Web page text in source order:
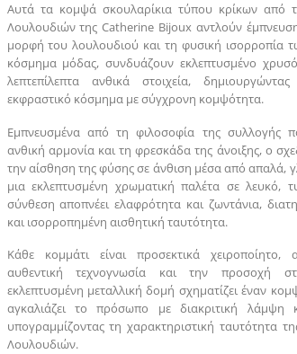
Αυτά τα κομψά σκουλαρίκια τύπου κρίκων από
Λουλουδιών της Catherine Bijoux αντλούν
μορφή του λουλουδιού και τη φυσική ισορροπία
κόσμημα μόδας, συνδυάζουν εκλεπτυσμένο
λεπτεπίλεπτα ανθικά στοιχεία,
εκφραστικό κόσμημα με σύγχρονη κομψότητα.
Εμπνευσμένα από τη φιλοσοφία της συλλογής
ανθική αρμονία και τη φρεσκάδα της άνοιξης, ο
την αίσθηση της φύσης σε άνθιση μέσα από απαλά,
μια εκλεπτυσμένη χρωματική παλέτα σε λευκό,
σύνθεση αποπνέει ελαφρότητα και ζωντάνια,
και ισορροπημένη αισθητική ταυτότητα.
Κάθε κομμάτι είναι προσεκτικά χειροποίητο,
αυθεντική τεχνογνωσία και την προσοχή
εκλεπτυσμένη μεταλλική δομή σχηματίζει έναν
αγκαλιάζει το πρόσωπο με διακριτική λάμψη
υπογραμμίζοντας τη χαρακτηριστική ταυτότητα
Λουλουδιών.